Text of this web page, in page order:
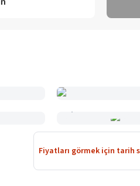
Fiyatları görmek için tarih